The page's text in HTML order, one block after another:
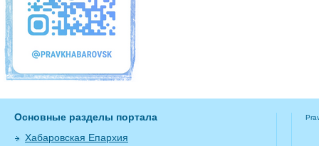
Основные разделы портала
Хабаровская Епархия